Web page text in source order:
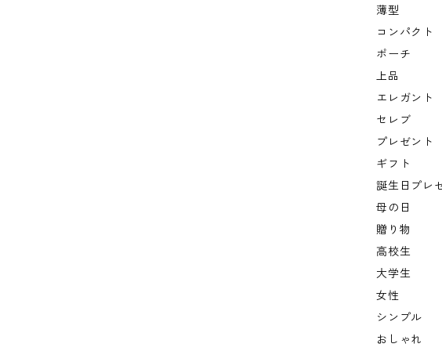
薄型
コンパクト
ポーチ
上品
エレガント
セレブ
プレゼント
ギフト
誕生日プレ
母の日
贈り物
高校生
大学生
女性
シンプル
おしゃれ